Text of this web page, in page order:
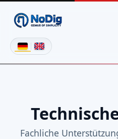
Fachliche